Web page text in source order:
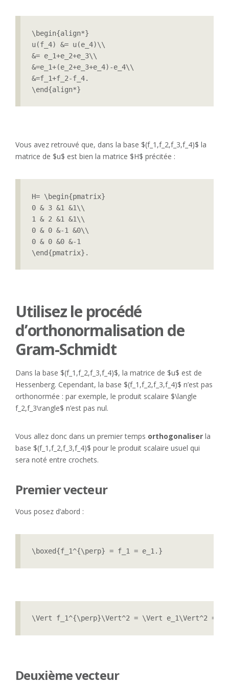
\begin{align*}
u(f_4) &= u(e_4)\\
&= e_1+e_2+e_3\\
&=e_1+(e_2+e_3+e_4)-e_4\\
&=f_1+f_2-f_4.
\end{align*}
Vous avez retrouvé que, dans la base $(f_1,f_2,f_3,f_4)$ la
matrice de $u$ est bien la matrice $H$ précitée :
H= \begin{pmatrix}
0 & 3 &1 &1\\
1 & 2 &1 &1\\
0 & 0 &-1 &0\\
0 & 0 &0 &-1
\end{pmatrix}.
Utilisez le procédé
d’orthonormalisation de
Gram-Schmidt
Dans la base $(f_1,f_2,f_3,f_4)$, la matrice de $u$ est de
Hessenberg. Cependant, la base $(f_1,f_2,f_3,f_4)$ n’est pas
orthonormée : par exemple, le produit scalaire $\langle
f_2,f_3\rangle$ n’est pas nul.
Vous allez donc dans un premier temps orthogonaliser la
base $(f_1,f_2,f_3,f_4)$ pour le produit scalaire usuel qui
sera noté entre crochets.
Premier vecteur
Vous posez d’abord :
\boxed{f_1^{\perp} = f_1 = e_1.}
\Vert f_1^{\perp}\Vert^2 = \Vert e_1\Vert^2 = 1.
Deuxième vecteur